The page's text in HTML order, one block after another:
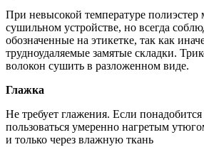
При невысокой температуре
сушильном устройстве, но всегда
обозначенные на этикетке, так как
трудноудаляемые замятые складки.
волокон сушить в разложенном виде.
Глажка
Не требует глажения. Если
пользоваться умеренно нагретым
и только через влажную ткань